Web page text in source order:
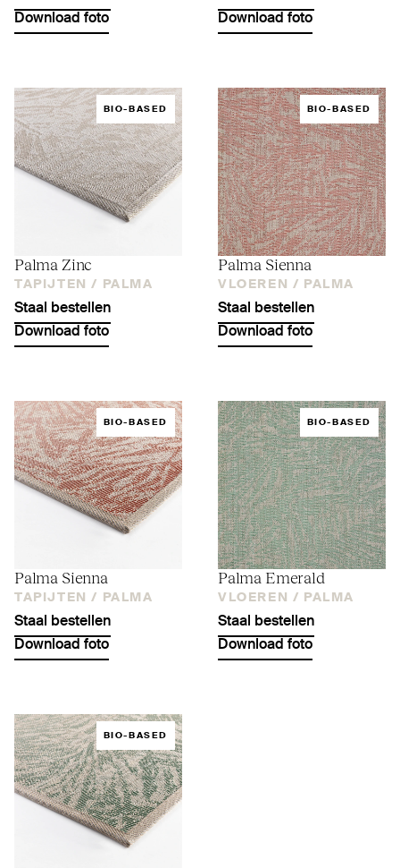
Download foto
Download foto
BIO-BASED
Palma Zinc
TAPIJTEN / PALMA
Staal bestellen
Download foto
BIO-BASED
Palma Sienna
VLOEREN / PALMA
Staal bestellen
Download foto
BIO-BASED
Palma Sienna
TAPIJTEN / PALMA
Staal bestellen
Download foto
BIO-BASED
Palma Emerald
VLOEREN / PALMA
Staal bestellen
Download foto
BIO-BASED